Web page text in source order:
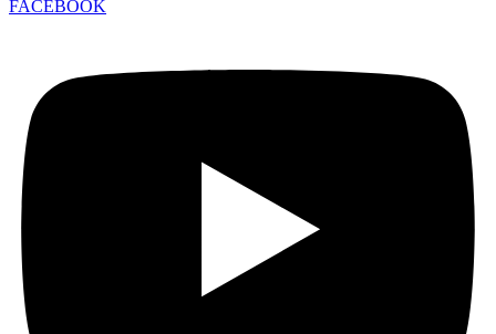
FACEBOOK